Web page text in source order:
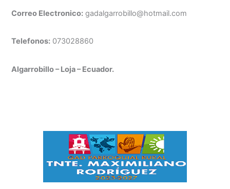
Correo Electronico: gadalgarrobillo@hotmail.com
Telefonos: 073028860
Algarrobillo – Loja – Ecuador.